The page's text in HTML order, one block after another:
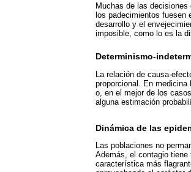
Muchas de las
los padecimientos fuesen
desarrollo y el
imposible, como lo es la
Determinismo-
La relación de causa-
proporcional. En
o, en el mejor de los
alguna estimación
Dinámica de las
Las poblaciones no
Además, el contagio
característica más